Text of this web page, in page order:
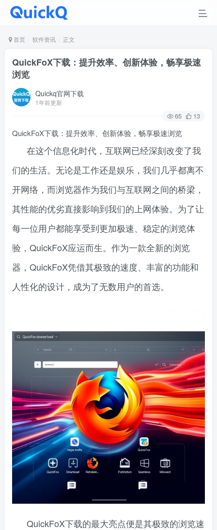
首页 软件资讯 正文
QuickFoX下载：提升效率、创新体验，畅享极速
浏览
Quickq官网下载
1年前更新
65 13
QuickFoX下载：提升效率、创新体验，畅享极速浏览
在这个信息化时代，互联网已经深刻改变了我
们的生活。无论是工作还是娱乐，我们几乎都离不
开网络，而浏览器作为我们与互联网之间的桥梁，
其性能的优劣直接影响到我们的上网体验。为了让
每一位用户都能享受到更加极速、稳定的浏览体
验，QuickFoX应运而生。作为一款全新的浏览
器，QuickFoX凭借其极致的速度、丰富的功能和
人性化的设计，成为了无数用户的首选。
QuickFoX下载的最大亮点便是其极致的浏览速